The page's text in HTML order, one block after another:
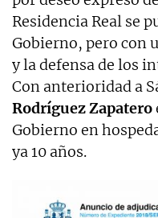
Residencia Real se
Gobierno, pero con
y la defensa de los
Con anterioridad a
Rodríguez Zapatero
Gobierno en
ya 10 años.